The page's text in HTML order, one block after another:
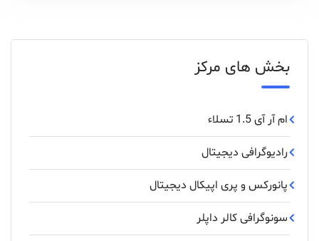
بخش های مرکز
ام آر آی 1.5 تسلاء
رادیوگرافی دیجیتال
پانورکس‌ و ‌پری ‌اپیکال ‌دیجیتال
سونوگرافی کالر داپلر